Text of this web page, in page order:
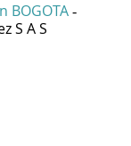
BOGOTA -
S A S